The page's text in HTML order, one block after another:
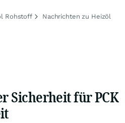
Rohstoff Nachrichten zu Heizöl
Sicherheit für PCK